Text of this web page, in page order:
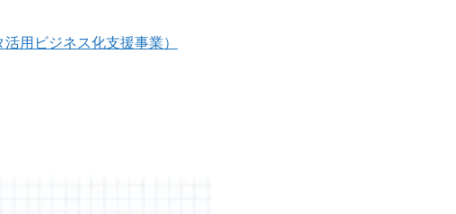
用ビジネス化支援事業）